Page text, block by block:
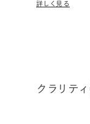
詳しく見る
クラリテ